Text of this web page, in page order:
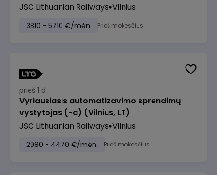
JSC Lithuanian Railways Vilnius
3810 - 5710 €/mėn. Prieš mokesčius
prieš 1 d.
Vyriausiasis automatizavimo sprendimų
vystytojas (-a) (Vilnius, LT)
JSC Lithuanian Railways Vilnius
2980 - 4470 €/mėn. Prieš mokesčius